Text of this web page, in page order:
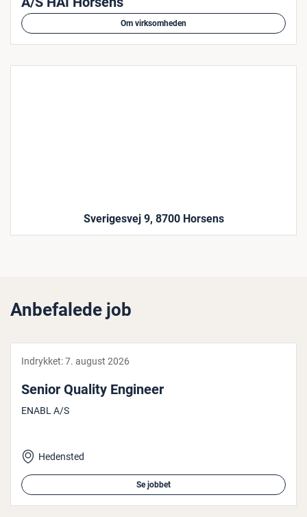
Om virksomheden
Sverigesvej 9, 8700 Horsens
Anbefalede job
Indrykket:7. august 2026
Senior Quality Engineer
ENABL A/S
Hedensted
Se jobbet